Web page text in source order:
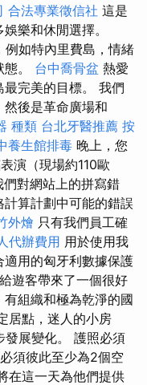
合法專業徵信社 這是
樂和休閒選擇。
例如特內里費島，情緒
。 台中喬骨盆 熱愛
完美的目標。 我們
後是革命廣場和
種類 台北牙醫推薦 按
養生館排毒 晚上，您
演（現場約110歐
們對網站上的拼寫錯
算計劃中可能的錯誤
外燴 只有我們員工確
代辦費用 用於使用我
用的匈牙利數據保護
遊客帶來了一個很好
組織和極為乾淨的國
居點，迷人的小房
發展變化。 護照必須
須彼此至少為2個空
在這一天為他們提供